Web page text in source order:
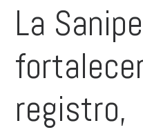
La
registro,